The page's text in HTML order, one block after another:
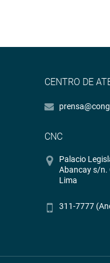
CENTRO DE
CNC
Palacio
Abancay s/n.
Lima
311-7777